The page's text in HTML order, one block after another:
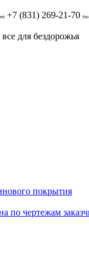
+7 (831) 269-21-70
для бездорожья
покрытия
по чертежам